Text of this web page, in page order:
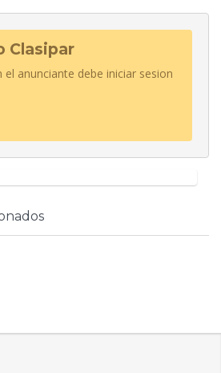
Clasipar
el anunciante debe iniciar sesion